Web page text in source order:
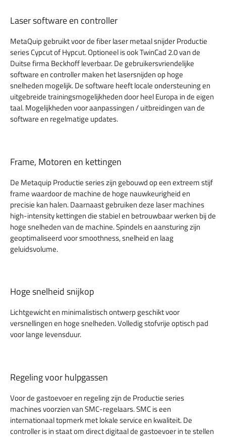
Laser software en controller
MetaQuip gebruikt voor de fiber laser metaal snijder Productie
series Cypcut of Hypcut. Optioneel is ook TwinCad 2.0 van de
Duitse firma Beckhoff leverbaar. De gebruikersvriendelijke
software en controller maken het lasersnijden op hoge
snelheden mogelijk. De software heeft locale ondersteuning en
uitgebreide trainingsmogelijkheden door heel Europa in de eigen
taal. Mogelijkheden voor aanpassingen / uitbreidingen van de
software en regelmatige updates.
Frame, Motoren en kettingen
De Metaquip Productie series zijn gebouwd op een extreem stijf
frame waardoor de machine de hoge nauwkeurigheid en
precisie kan halen. Daarnaast gebruiken deze laser machines
high-intensity kettingen die stabiel en betrouwbaar werken bij de
hoge snelheden van de machine. Spindels en aansturing zijn
geoptimaliseerd voor smoothness, snelheid en laag
geluidsvolume.
Hoge snelheid snijkop
Lichtgewicht en minimalistisch ontwerp geschikt voor
versnellingen en hoge snelheden. Volledig stofvrije optisch pad
voor lange levensduur.
Regeling voor hulpgassen
Voor de gastoevoer en regeling zijn de Productie series
machines voorzien van SMC-regelaars. SMC is een
internationaal topmerk met lokale service en kwaliteit. De
controller is in staat om direct digitaal de gastoevoer in te stellen